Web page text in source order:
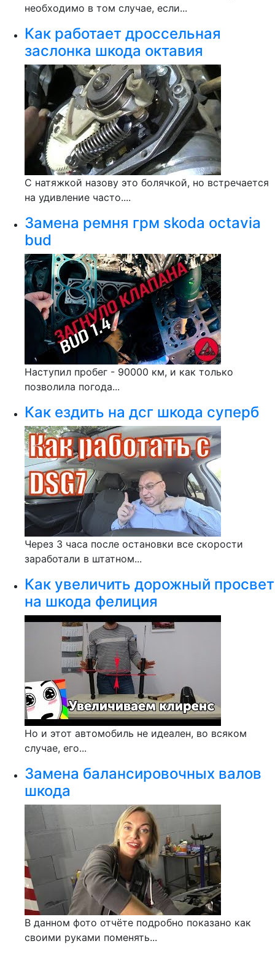
необходимо в том случае, если...
Как работает дроссельная
заслонка шкода октавия
С натяжкой назову это болячкой, но встречается
на удивление часто....
Замена ремня грм skoda octavia
bud
Наступил пробег - 90000 км, и как только
позволила погода...
Как ездить на дсг шкода суперб
Через 3 часа после остановки все скорости
заработали в штатном...
Как увеличить дорожный просвет
на шкода фелиция
Но и этот автомобиль не идеален, во всяком
случае, его...
Замена балансировочных валов
шкода
В данном фото отчёте подробно показано как
своими руками поменять...